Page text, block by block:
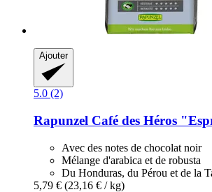
Ajouter
5.0 (2)
Rapunzel Café des Héros
Avec des notes de chocolat noir
Mélange d'arabica et de robusta
Du Honduras, du Pérou et de la
5,79 € (23,16 € / kg)